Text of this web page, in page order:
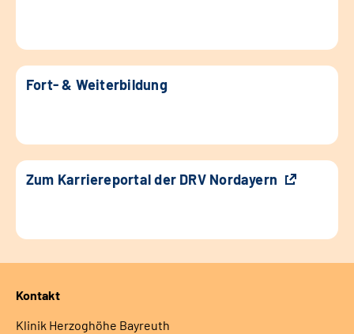
Fort- & Weiterbildung
Zum Karriereportal der DRV Nordayern
Kontakt
Klinik Herzoghöhe Bayreuth